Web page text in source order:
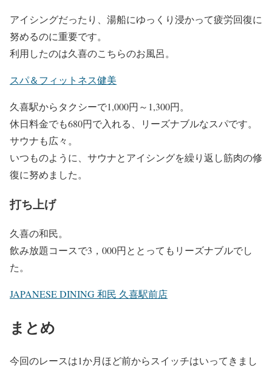
アイシングだったり、湯船にゆっくり浸かって疲労回復に
努めるのに重要です。
利用したのは久喜のこちらのお風呂。
スパ＆フィットネス健美
久喜駅からタクシーで1,000円～1,300円。
休日料金でも680円で入れる、リーズナブルなスパです。
サウナも広々。
いつものように、サウナとアイシングを繰り返し筋肉の修
復に努めました。
打ち上げ
久喜の和民。
飲み放題コースで3，000円ととってもリーズナブルでし
た。
JAPANESE DINING 和民 久喜駅前店
まとめ
今回のレースは1か月ほど前からスイッチはいってきまし